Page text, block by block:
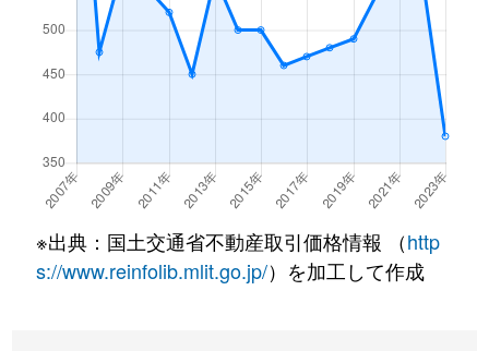
※出典：国土交通省不動産取引価格情報 （http
s://www.reinfolib.mlit.go.jp/）を加工して作成